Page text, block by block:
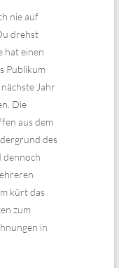
nie auf
drehst
hat einen
Publikum
Jahr
Die
aus dem
des
dennoch
kürt das
zum
in